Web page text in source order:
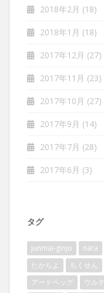
2018年2月 (18)
2018年1月 (18)
2017年12月 (27)
2017年11月 (23)
2017年10月 (27)
2017年9月 (14)
2017年7月 (28)
2017年6月 (3)
タグ
junmai-ginjo nara
たかちよ
ちくせん
アードベッグ
ウルテ